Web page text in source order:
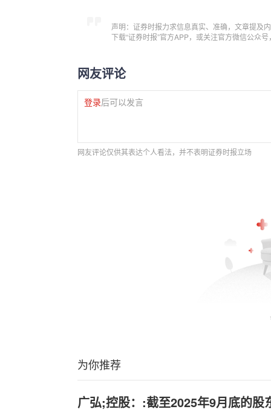
声明：证券时报力求信息真实、准确，文章提及
下载“证券时报”官方APP，或关注官方微信公众
网友评论
登录后可以发言
网友评论仅供其表达个人看法，并不表明证券时报立场
为你推荐
广弘;控股：:截至2025年9月底的股